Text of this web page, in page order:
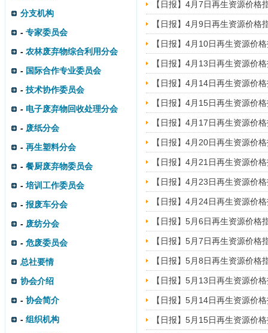
分支机构
- 专家委员会
- 农林废弃物综合利用分会
- 国际合作专业委员会
- 技术协作委员会
- 电子废弃物回收处理分会
- 废纸分会
- 再生塑料分会
- 餐厨废弃物委员会
-培训工作委员会
- 报废车分会
- 废纺分会
- 危废委员会
总社要情
协会介绍
- 协会简介
- 组织机构
【日报】4月7日再生资源价格
【日报】4月9日再生资源价格
【日报】4月10日再生资源价
【日报】4月13日再生资源价
【日报】4月14日再生资源价
【日报】4月15日再生资源价
【日报】4月17日再生资源价
【日报】4月20日再生资源价
【日报】4月21日再生资源价
【日报】4月23日再生资源价
【日报】4月24日再生资源价
【日报】5月6日再生资源价格
【日报】5月7日再生资源价格
【日报】5月8日再生资源价格
【日报】5月13日再生资源价
【日报】5月14日再生资源价
【日报】5月15日再生资源价